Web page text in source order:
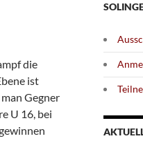
die
ist
Gegner
U 16, bei